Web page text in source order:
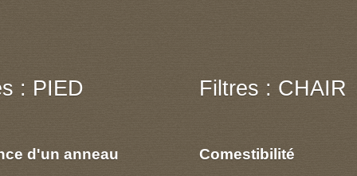
: PIED
d'un anneau
Filtres : CHAIR
Comestibilité